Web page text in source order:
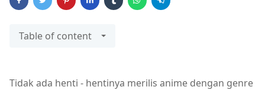
Table of content
Tidak ada henti - hentinya merilis anime dengan genre